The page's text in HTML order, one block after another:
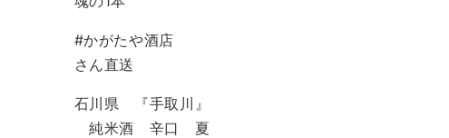
#かがたや酒店
さん直送
石川県 『手取川』
純米酒 辛口 夏